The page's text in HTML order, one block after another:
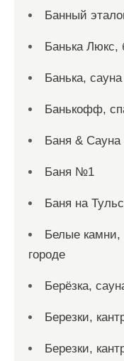
Банный
Банька Люкс,
Банька, сауна
Банькофф,
Баня & Сауна
Баня №1
Баня на
Белые камни,
городе
Берёзка,
Березки,
Березки,